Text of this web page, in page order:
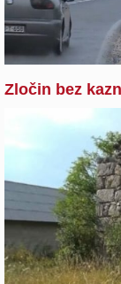
Zločin bez